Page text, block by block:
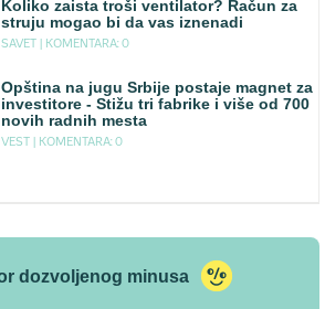
Koliko zaista troši ventilator? Račun za
struju mogao bi da vas iznenadi
SAVET | KOMENTARA: 0
Opština na jugu Srbije postaje magnet za
investitore - Stižu tri fabrike i više od 700
novih radnih mesta
VEST | KOMENTARA: 0
dozvoljenog minusa